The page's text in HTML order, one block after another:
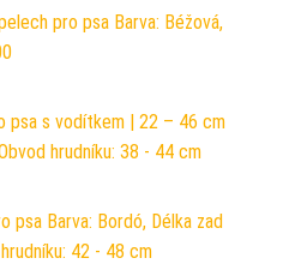
pro psa Barva: Béžová,
psa s vodítkem | 22 – 46 cm
hrudníku: 38 - 44 cm
psa Barva: Bordó, Délka zad
42 - 48 cm